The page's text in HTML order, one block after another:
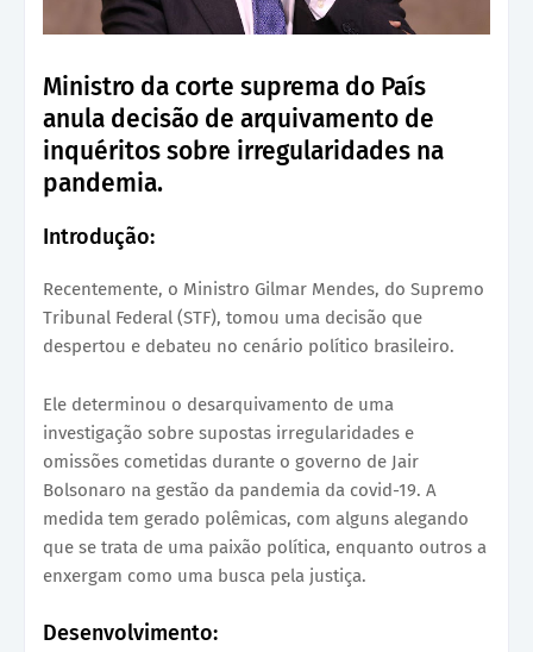
Ministro da corte suprema do País
anula decisão de arquivamento de
inquéritos sobre irregularidades na
pandemia.
Introdução:
Recentemente, o Ministro Gilmar Mendes, do Supremo
Tribunal Federal (STF), tomou uma decisão que
despertou e debateu no cenário político brasileiro.
Ele determinou o desarquivamento de uma
investigação sobre supostas irregularidades e
omissões cometidas durante o governo de Jair
Bolsonaro na gestão da pandemia da covid-19. A
medida tem gerado polêmicas, com alguns alegando
que se trata de uma paixão política, enquanto outros a
enxergam como uma busca pela justiça.
Desenvolvimento: